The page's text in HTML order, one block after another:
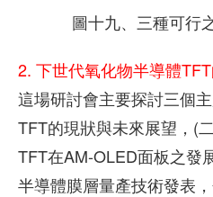
圖十九、三種可行
2. 下世代氧化物半導體
這場研討會主要探討三個
TFT的現狀與未來展望，(
TFT在AM-OLED面板之發
半導體膜層量產技術發表，